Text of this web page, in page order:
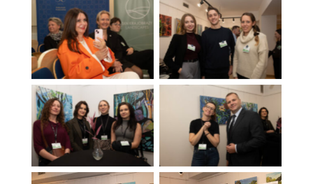
Brak podpisu Brak podpisu
Brak podpisu Brak podpisu